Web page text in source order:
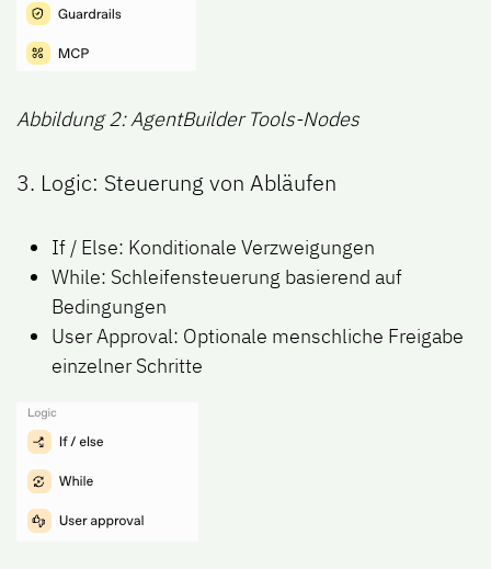
Abbildung 2: AgentBuilder Tools-Nodes
3. Logic: Steuerung von Abläufen
If / Else: Konditionale Verzweigungen
While: Schleifensteuerung basierend auf
Bedingungen
User Approval: Optionale menschliche Freigabe
einzelner Schritte